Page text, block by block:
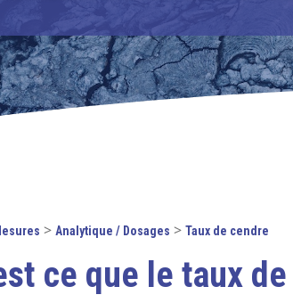
> Analytique / Dosages > Taux de cendre
ce que le taux